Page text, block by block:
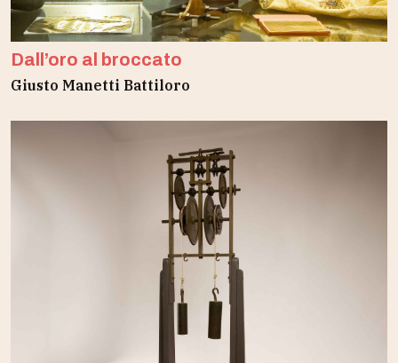
Dall’oro al broccato
Giusto Manetti Battiloro